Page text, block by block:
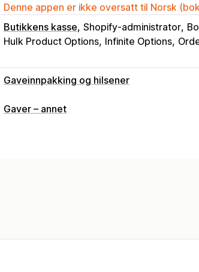
Denne appen er ikke oversatt til Norsk
Butikkens kasse Shopify-administrator
Hulk Product Options Infinite Options
Gaveinnpakking og hilsener
Gavealternativer
Gaver – annet